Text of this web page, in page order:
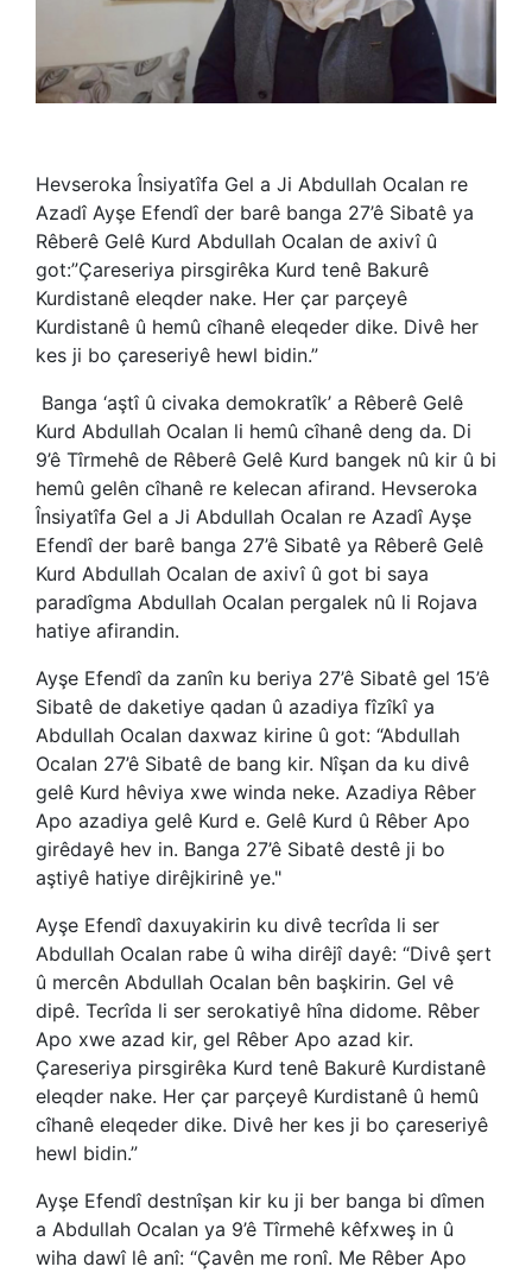
Hevseroka Însiyatîfa Gel a Ji Abdullah Ocalan re
Azadî Ayşe Efendî der barê banga 27’ê Sibatê ya
Rêberê Gelê Kurd Abdullah Ocalan de axivî û
got:”Çareseriya pirsgirêka Kurd tenê Bakurê
Kurdistanê eleqder nake. Her çar parçeyê
Kurdistanê û hemû cîhanê eleqeder dike. Divê her
kes ji bo çareseriyê hewl bidin.”
Banga ‘aştî û civaka demokratîk’ a Rêberê Gelê
Kurd Abdullah Ocalan li hemû cîhanê deng da. Di
9’ê Tîrmehê de Rêberê Gelê Kurd bangek nû kir û bi
hemû gelên cîhanê re kelecan afirand. Hevseroka
Însiyatîfa Gel a Ji Abdullah Ocalan re Azadî Ayşe
Efendî der barê banga 27’ê Sibatê ya Rêberê Gelê
Kurd Abdullah Ocalan de axivî û got bi saya
paradîgma Abdullah Ocalan pergalek nû li Rojava
hatiye afirandin.
Ayşe Efendî da zanîn ku beriya 27’ê Sibatê gel 15’ê
Sibatê de daketiye qadan û azadiya fîzîkî ya
Abdullah Ocalan daxwaz kirine û got: “Abdullah
Ocalan 27’ê Sibatê de bang kir. Nîşan da ku divê
gelê Kurd hêviya xwe winda neke. Azadiya Rêber
Apo azadiya gelê Kurd e. Gelê Kurd û Rêber Apo
girêdayê hev in. Banga 27’ê Sibatê destê ji bo
aştiyê hatiye dirêjkirinê ye."
Ayşe Efendî daxuyakirin ku divê tecrîda li ser
Abdullah Ocalan rabe û wiha dirêjî dayê: “Divê şert
û mercên Abdullah Ocalan bên başkirin. Gel vê
dipê. Tecrîda li ser serokatiyê hîna didome. Rêber
Apo xwe azad kir, gel Rêber Apo azad kir.
Çareseriya pirsgirêka Kurd tenê Bakurê Kurdistanê
eleqder nake. Her çar parçeyê Kurdistanê û hemû
cîhanê eleqeder dike. Divê her kes ji bo çareseriyê
hewl bidin.”
Ayşe Efendî destnîşan kir ku ji ber banga bi dîmen
a Abdullah Ocalan ya 9’ê Tîrmehê kêfxweş in û
wiha dawî lê anî: “Çavên me ronî. Me Rêber Apo